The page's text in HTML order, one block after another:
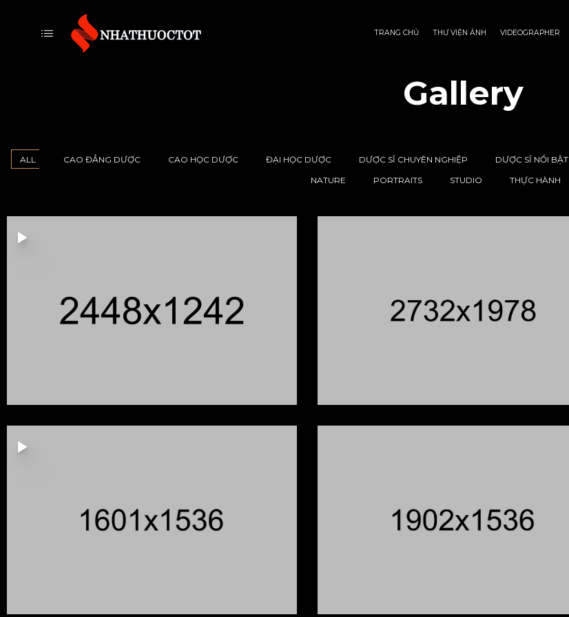
TRANG CHỦ THƯ VIỆN ẢNH VIDEOGRAPHER
Gallery
ALL CAO ĐẲNG DƯỢC CAO HỌC DƯỢC ĐẠI HỌC DƯỢC DƯỢC SĨ CHUYÊN NGHIỆP DƯỢC SĨ NỔI BẬT
NATURE
PORTRAITS STUDIO THỰC HÀNH